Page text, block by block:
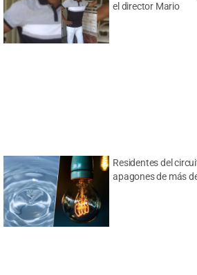
el director Mario
Residentes del
apagones de más